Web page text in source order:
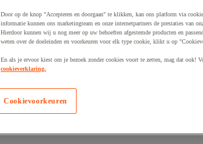
Door op de knop "Accepteren en doorgaan" te klikken, kan ons platform via
informatie kunnen ons marketingteam en onze internetpartners de prestaties van
Hierdoor kunnen wij u nog meer op uw behoeften afgestemde producten en
weten over de doeleinden en voorkeuren voor elk type cookie, klikt u op
En als je ervoor kiest om je bezoek zonder cookies voort te zetten, mag dat ook!
cookieverklaring.
Cookievoorkeuren